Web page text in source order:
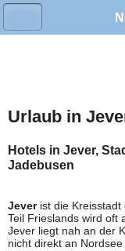
Urlaub in
Hotels in Jever,
Jadebusen
Jeverist die Kreisstadt
Teil Frieslands wird oft
Jever liegt nah an der
nicht direkt an